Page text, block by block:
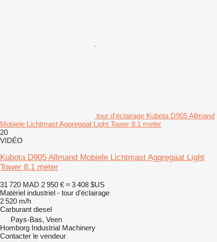
tour d'éclairage Kubota D905 Allmand
Mobiele Lichtmast Aggregaat Light Tower 8.1 meter
20
VIDÉO
Kubota D905 Allmand Mobiele Lichtmast Aggregaat Light
Tower 8.1 meter
31 720 MAD 2 950 € ≈ 3 408 $US
Matériel industriel - tour d'éclairage
2 520 m/h
Carburant diesel
Pays-Bas, Veen
Homborg Industrial Machinery
Contacter le vendeur